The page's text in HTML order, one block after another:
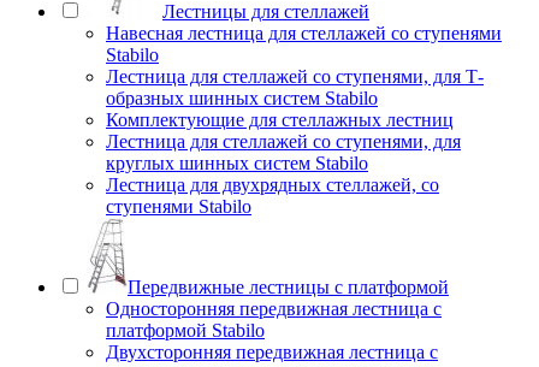
Лестницы для стеллажей
Навесная лестница для стеллажей со ступенями
Stabilo
Лестница для стеллажей со ступенями, для Т-
образных шинных систем Stabilo
Комплектующие для стеллажных лестниц
Лестница для стеллажей со ступенями, для
круглых шинных систем Stabilo
Лестница для двухрядных стеллажей, со
ступенями Stabilo
Передвижные лестницы с платформой
Односторонняя передвижная лестница с
платформой Stabilo
Двухсторонняя передвижная лестница с